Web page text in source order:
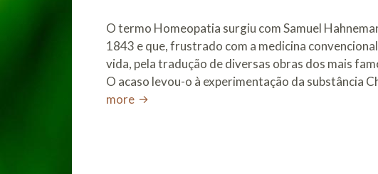
O termo Homeopatia surgiu com Samuel
1843 e que, frustrado com a medicina
vida, pela tradução de diversas obras dos mais
O acaso levou-o à experimentação da substância
more Homeopatia